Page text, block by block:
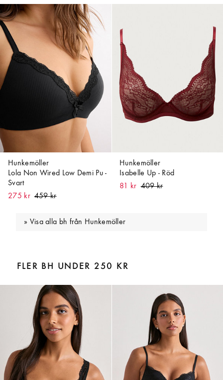
Hunkemöller
Lola Non Wired Low Demi Pu -
Svart
275 kr
Hunkemöller
Isabelle Up - Röd
81 kr
Visa alla bh från Hunkemöller
FLER BH UNDER 250 KR